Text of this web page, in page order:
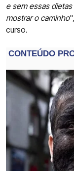
e sem essas
mostrar o caminho
curso.